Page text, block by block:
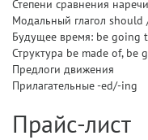
Степени сравнения
Модальный глагол should
Будущее время: be going
Структура be made of,
Предлоги движения
Прилагательные -ed/-ing
Прайс-лист